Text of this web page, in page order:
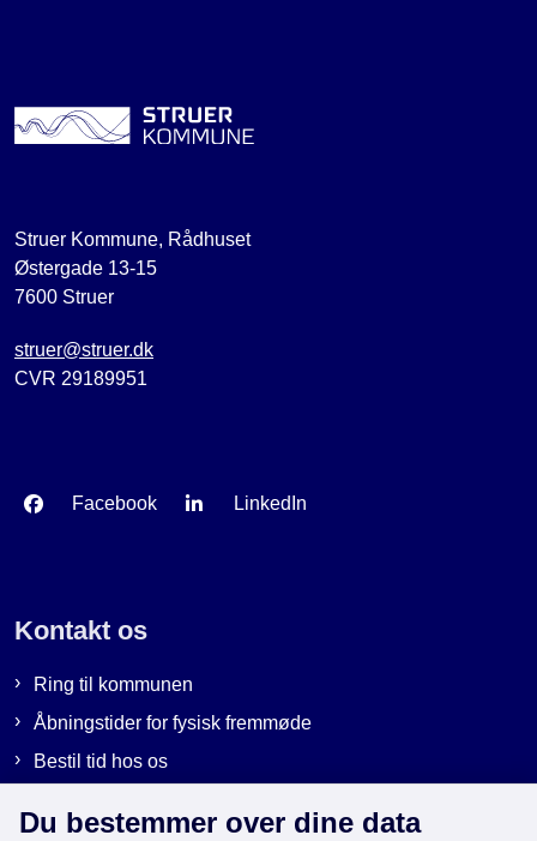
Struer Kommune, Rådhuset
Østergade 13-15
7600 Struer
struer@struer.dk
CVR 29189951
Facebook LinkedIn
Kontakt os
Ring til kommunen
Åbningstider for fysisk fremmøde
Bestil tid hos os
Du bestemmer over dine data